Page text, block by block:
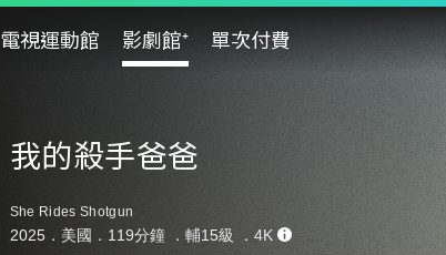
電視運動館 影劇館⁺ 單次付費
我的殺手爸爸
She Rides Shotgun
2025．美國．119分鐘 ． 輔15級 ．4K